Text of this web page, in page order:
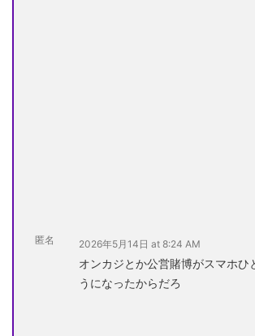
匿名 2026年5月14日 at 8:24 AM
オンカジとか公営賭博がスマホひ
うになったからだろ